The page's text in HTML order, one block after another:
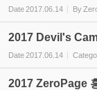
Date2017.06.14 By
2017 Devil's
Date2017.06.14
2017 ZeroPage